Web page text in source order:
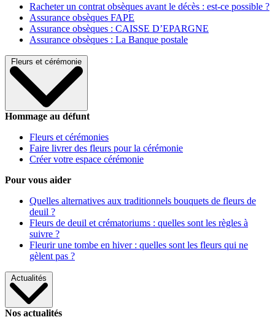
Racheter un contrat obsèques avant le décès : est-ce possible ?
Assurance obsèques FAPE
Assurance obsèques : CAISSE D’EPARGNE
Assurance obsèques : La Banque postale
Fleurs et cérémonie
Hommage au défunt
Fleurs et cérémonies
Faire livrer des fleurs pour la cérémonie
Créer votre espace cérémonie
Pour vous aider
Quelles alternatives aux traditionnels bouquets de fleurs de
deuil ?
Fleurs de deuil et crématoriums : quelles sont les règles à
suivre ?
Fleurir une tombe en hiver : quelles sont les fleurs qui ne
gèlent pas ?
Actualités
Nos actualités